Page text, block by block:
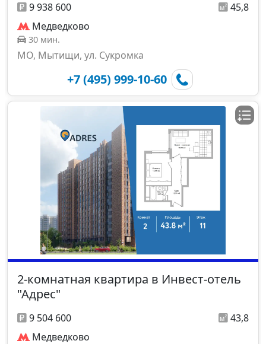
9 938 600
45,8
Медведково
30 мин.
МО, Мытищи, ул. Сукромка
+7 (495) 999-10-60
2-комнатная квартира в Инвест-отель
"Адрес"
9 504 600
43,8
Медведково